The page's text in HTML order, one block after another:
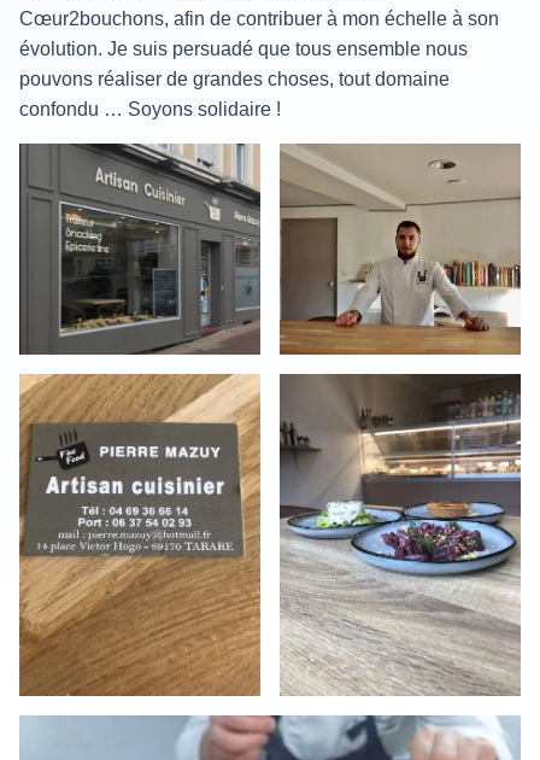
Cœur2bouchons, afin de contribuer à mon échelle à son
évolution. Je suis persuadé que tous ensemble nous
pouvons réaliser de grandes choses, tout domaine
confondu … Soyons solidaire !